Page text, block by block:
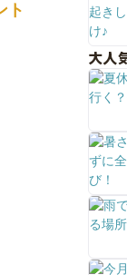
ト
大人